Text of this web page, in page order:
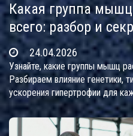
Какая группа мышц
всего: разбор и
24.04.2026
Узнайте, какие группы мышц
Разбираем влияние генетики,
ускорения гипертрофии для